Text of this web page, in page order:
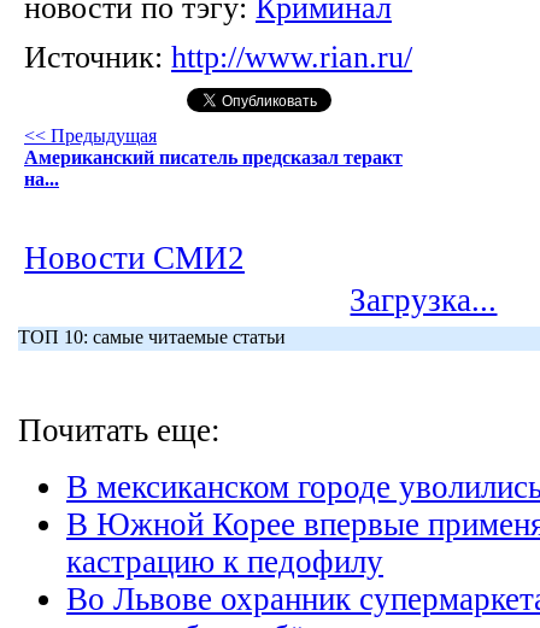
новости по тэгу: Криминал
Источник: http://www.rian.ru/
<< Предыдущая
Американский писатель предсказал теракт
на...
Новости СМИ2
Загрузка...
ТОП 10: самые читаемые статьи
Почитать еще:
В мексиканском городе
В Южной Корее впервые
кастрацию к педофилу
Во Львове охранник